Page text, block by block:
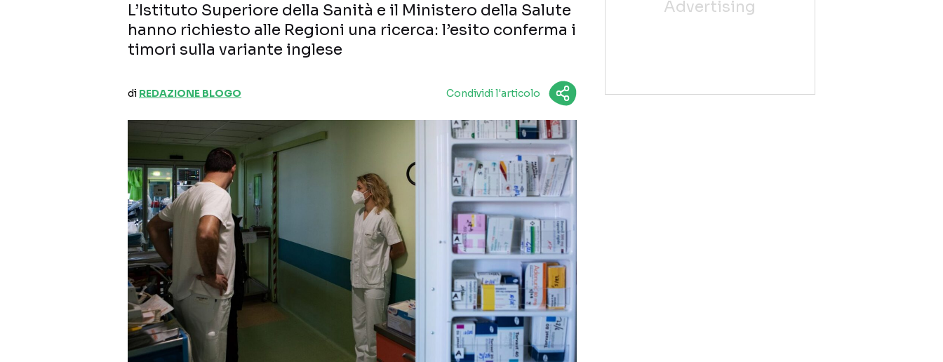
L’Istituto Superiore della Sanità e il Ministero della Salute
hanno richiesto alle Regioni una ricerca: l’esito conferma i
timori sulla variante inglese
di REDAZIONE BLOGO Condividi l'articolo